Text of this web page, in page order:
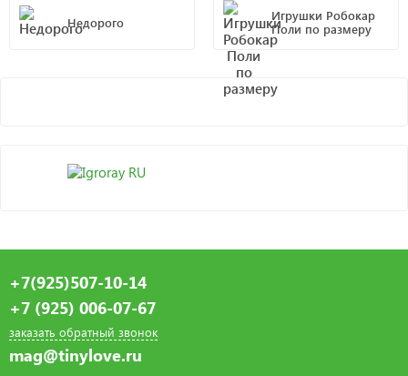
Недорого
Игрушки Робокар
Поли по размеру
+7(925)507-10-14
+7 (925) 006-07-67
заказать обратный звонок
mag@tinylove.ru